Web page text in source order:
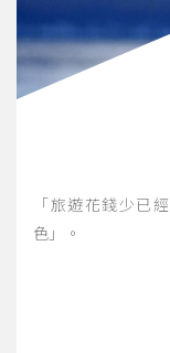
「旅遊花錢少已
色」。